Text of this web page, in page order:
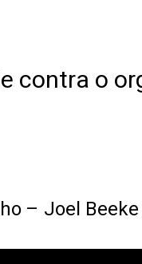
contra o
– Joel